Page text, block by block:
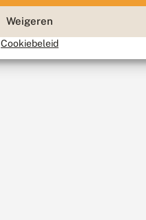
Weigeren
Cookiebeleid